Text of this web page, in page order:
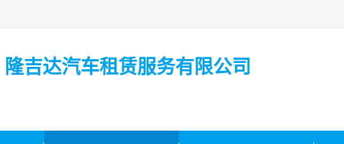
隆吉达汽车租赁服务有限公司